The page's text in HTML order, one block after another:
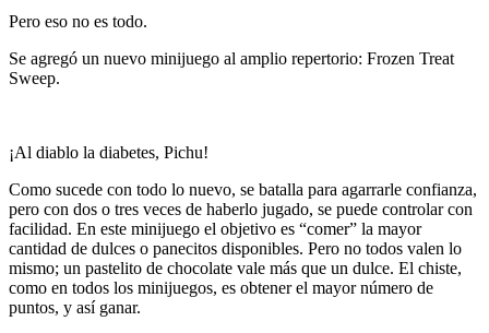
Pero eso no es todo.
Se agregó un nuevo minijuego al amplio repertorio: Frozen Treat
Sweep.
¡Al diablo la diabetes, Pichu!
Como sucede con todo lo nuevo, se batalla para agarrarle confianza,
pero con dos o tres veces de haberlo jugado, se puede controlar con
facilidad. En este minijuego el objetivo es “comer” la mayor
cantidad de dulces o panecitos disponibles. Pero no todos valen lo
mismo; un pastelito de chocolate vale más que un dulce. El chiste,
como en todos los minijuegos, es obtener el mayor número de
puntos, y así ganar.